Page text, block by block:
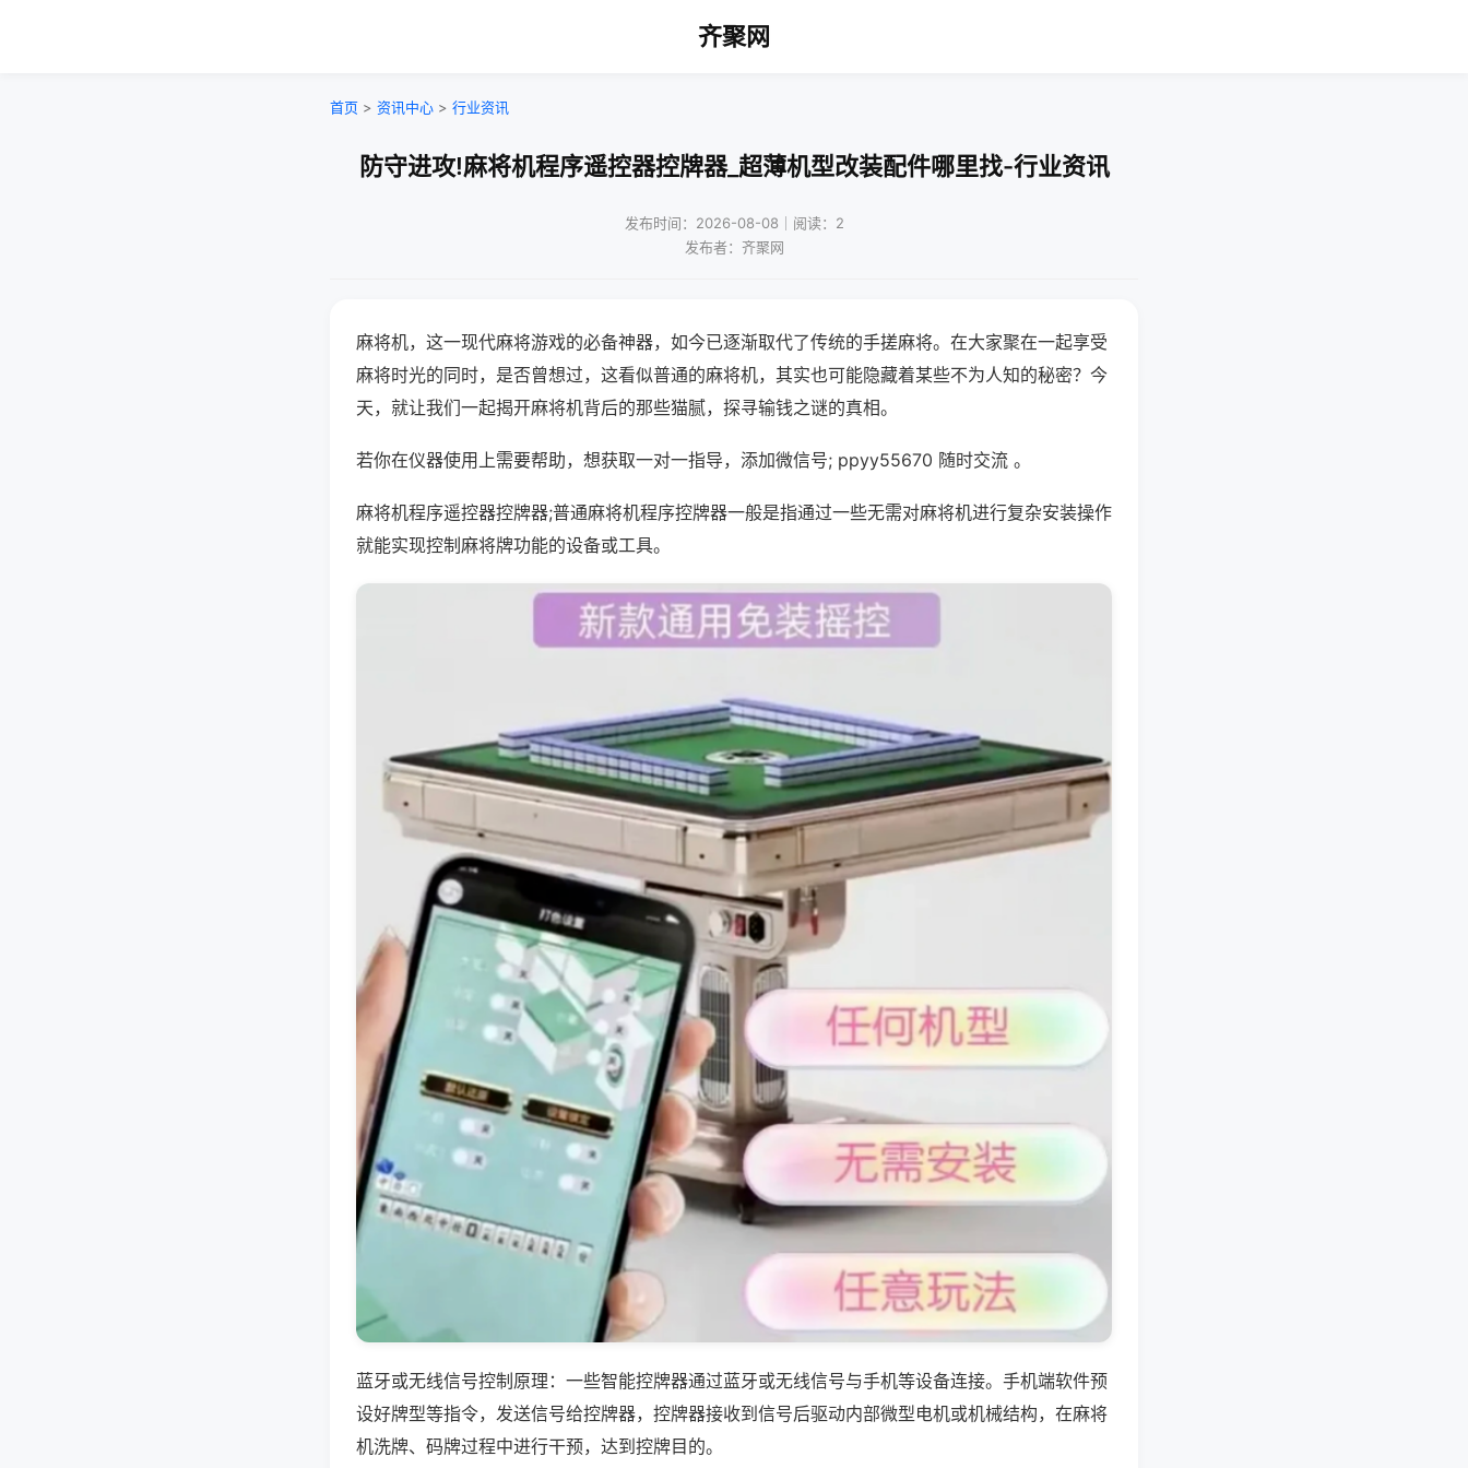
齐聚网
首页 > 资讯中心 > 行业资讯
防守进攻!麻将机程序遥控器控牌器_超薄机型改装配件哪里找-行业资讯
发布时间：2026-08-08｜阅读：2
发布者：齐聚网
麻将机，这一现代麻将游戏的必备神器，如今已逐渐取代了传统的手搓麻将。在大家聚在一起享受
麻将时光的同时，是否曾想过，这看似普通的麻将机，其实也可能隐藏着某些不为人知的秘密？今
天，就让我们一起揭开麻将机背后的那些猫腻，探寻输钱之谜的真相。
若你在仪器使用上需要帮助，想获取一对一指导，添加微信号; ppyy55670 随时交流 。
麻将机程序遥控器控牌器;普通麻将机程序控牌器一般是指通过一些无需对麻将机进行复杂安装操作
就能实现控制麻将牌功能的设备或工具。
蓝牙或无线信号控制原理：一些智能控牌器通过蓝牙或无线信号与手机等设备连接。手机端软件预
设好牌型等指令，发送信号给控牌器，控牌器接收到信号后驱动内部微型电机或机械结构，在麻将
机洗牌、码牌过程中进行干预，达到控牌目的。